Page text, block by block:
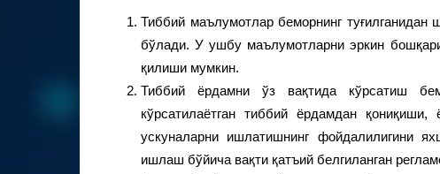
Тиббий маълумотлар беморнинг туғилганидан
бўлади. У ушбу маълумотларни эркин
қилиши мумкин.
Тиббий ёрдамни ўз вақтида кўрсатиш
кўрсатилаётган тиббий ёрдамдан
ускуналарни ишлатишнинг фойдалилигини
ишлаш бўйича вақти қатъий белгиланган